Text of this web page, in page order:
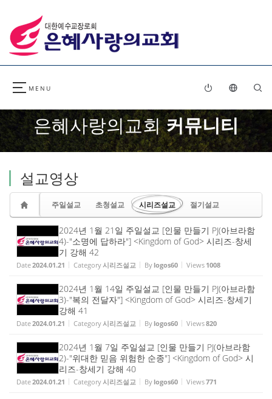
은혜사랑의교회커뮤니티
설교영상
주일설교 초청설교 시리즈설교 절기설교
2024년 1월 21일 주일설교 [인물 만들기 PJ(아브라함
4)-"소명에 답하라"] <Kingdom of God> 시리즈-창세
기 강해 42
Date2024.01.21 Category시리즈설교 By logos60 Views 1008
2024년 1월 14일 주일설교 [인물 만들기 PJ(아브라함
3)-"복의 전달자"] <Kingdom of God> 시리즈-창세기
강해 41
Date2024.01.21 Category시리즈설교 By logos60 Views820
2024년 1월 7일 주일설교 [인물 만들기 PJ(아브라함
2)-"위대한 믿음 위험한 순종"] <Kingdom of God> 시
리즈-창세기 강해 40
Date2024.01.21 Category시리즈설교 By logos60 Views771